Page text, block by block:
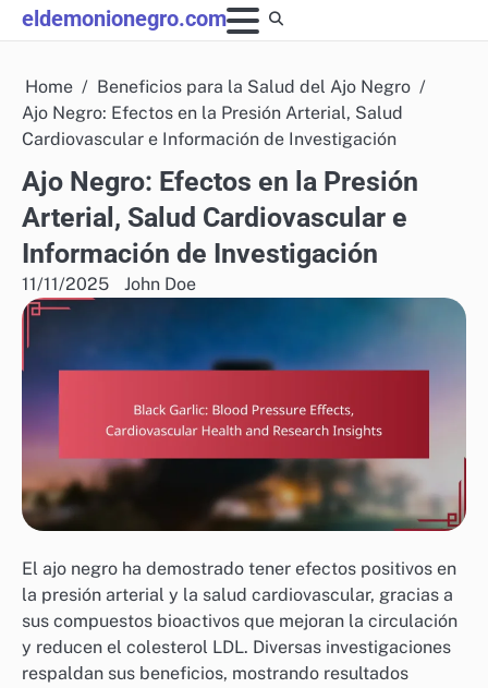
Skip
to
eldemonionegro.com
Home
Beneficios para la Salud del Ajo Negro
Ajo Negro: Efectos en la Presión Arterial, Salud
Cardiovascular e Información de Investigación
Ajo Negro: Efectos en la Presión
Arterial, Salud Cardiovascular e
Información de Investigación
11/11/2025 John Doe
El ajo negro ha demostrado tener efectos positivos en
la presión arterial y la salud cardiovascular, gracias a
sus compuestos bioactivos que mejoran la circulación
y reducen el colesterol LDL. Diversas investigaciones
respaldan sus beneficios, mostrando resultados